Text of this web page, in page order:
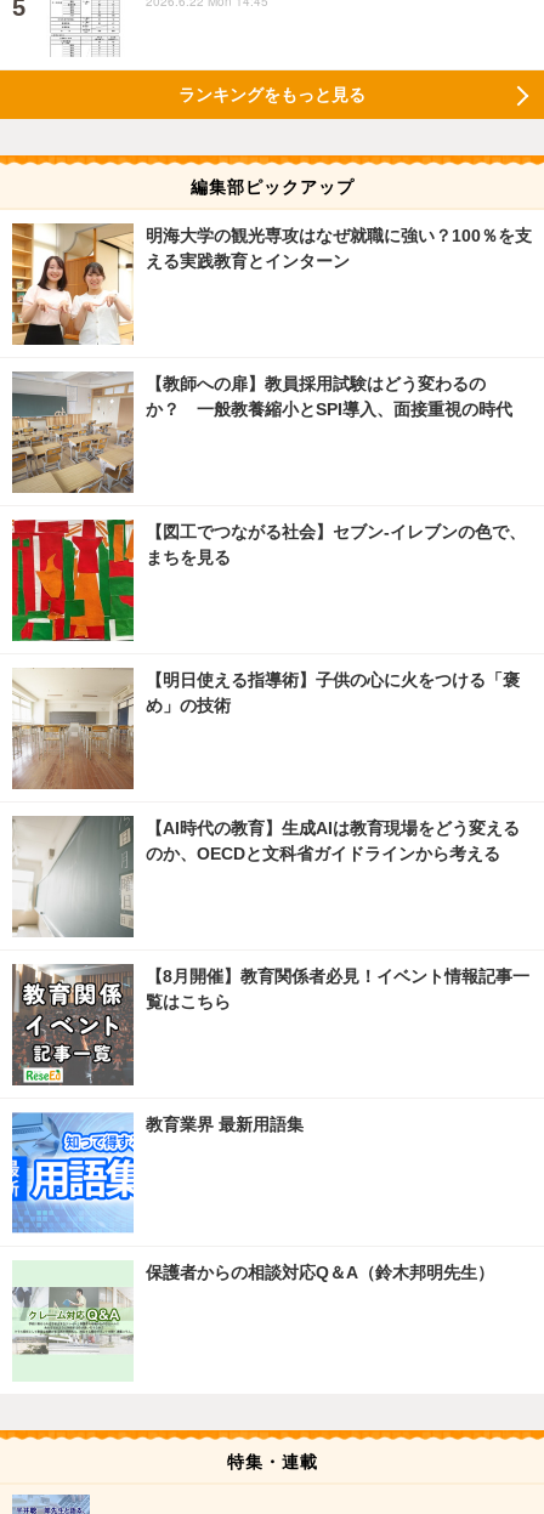
ランキングをもっと見る
編集部ピックアップ
明海大学の観光専攻はなぜ就職に強い？100％を支
える実践教育とインターン
【教師への扉】教員採用試験はどう変わるの
か？ 一般教養縮小とSPI導入、面接重視の時代
【図工でつながる社会】セブン‐イレブンの色で、
まちを見る
【明日使える指導術】子供の心に火をつける「褒
め」の技術
【AI時代の教育】生成AIは教育現場をどう変える
のか、OECDと文科省ガイドラインから考える
【8月開催】教育関係者必見！イベント情報記事一
覧はこちら
教育業界 最新用語集
保護者からの相談対応Q＆A（鈴木邦明先生）
特集・連載